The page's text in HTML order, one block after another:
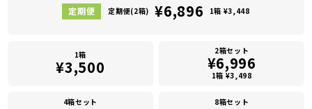
定期便(2箱) ¥6,896 1箱 ¥3,448
1箱
¥3,500
2箱セット
¥6,996
1箱 ¥3,498
4箱セット 8箱セット